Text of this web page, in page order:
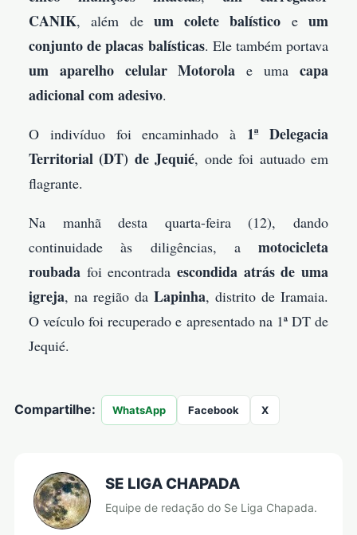
CANIK, além de um colete balístico eum
conjunto de placas balísticas. Ele também portava
um aparelho celular Motorola e uma capa
adicional com adesivo.
O indivíduo foi encaminhado à 1ª Delegacia
Territorial (DT) de Jequié, onde foi autuado em
flagrante.
Na manhã desta quarta-feira (12), dando
continuidade às diligências, a motocicleta
roubada foi encontrada escondida atrás de uma
igreja, na região da Lapinha, distrito de Iramaia.
O veículo foi recuperado e apresentado na 1ª DT de
Jequié.
Compartilhe: WhatsApp Facebook X
SE LIGA CHAPADA
Equipe de redação do Se Liga Chapada.